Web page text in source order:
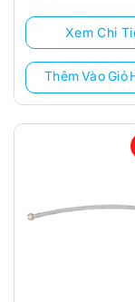
là:
76.000 ₫.
tại
59.000 ₫.
Xem Chi
Thêm Vào Giỏ